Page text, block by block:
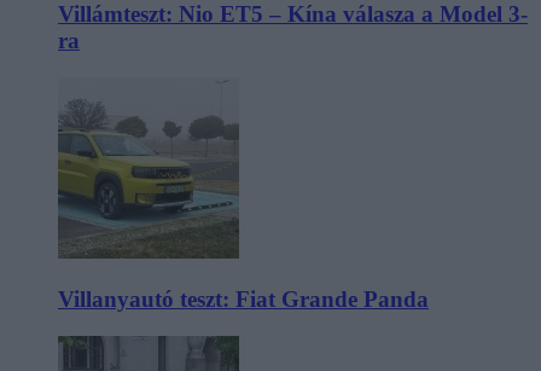
Villámteszt: Nio ET5 – Kína válasza a Model 3-
ra
Villanyautó teszt: Fiat Grande Panda